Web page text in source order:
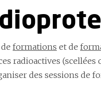
formations et de
radioactives
des sessions de